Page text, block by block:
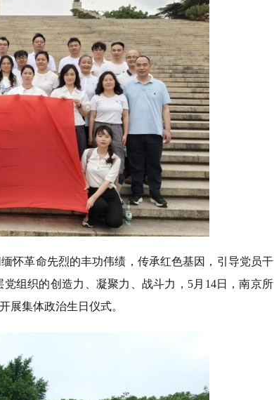
怀革命先烈的丰功伟绩，传承红色基因，引导党员干
组织的创造力、凝聚力、战斗力，5月14日，南京所
展集体政治生日仪式。